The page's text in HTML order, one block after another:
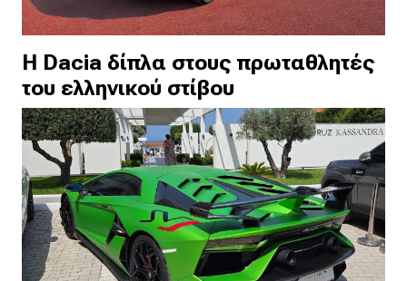
H Dacia δίπλα στους πρωταθλητές
του ελληνικού στίβου